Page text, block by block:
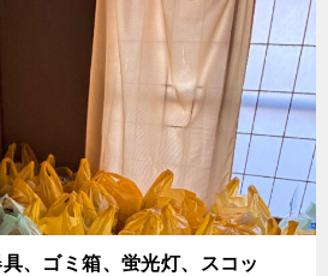
、ゴミ箱、蛍光灯、スコッ